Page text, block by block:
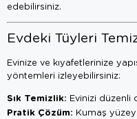
edebilirsiniz.
Evdeki Tüyleri
Evinize ve kıyafetlerinize
yöntemleri izleyebilirsiniz:
Sık Temizlik: Evinizi düzenli
Pratik Çözüm: Kumaş